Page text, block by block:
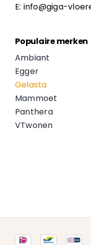
E: info@giga-
Populaire merken
Ambiant
Egger
Gelasta
Mammoet
Panthera
VTwonen